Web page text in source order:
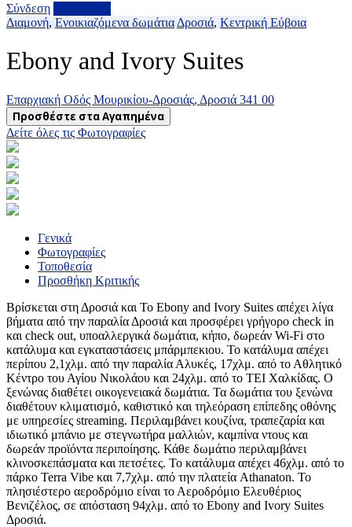
Σύνδεση
Διαμονή, Ενοικιαζόμενα δωμάτια Δροσιά, Κεντρική Εύβοια
Ebony and Ivory Suites
Επαρχιακή Οδός Μουρικίου-Δροσιάς, Δροσιά 341 00
Προσθέστε στα Αγαπημένα
Δείτε όλες τις Φωτογραφίες
Γενικά
Φωτογραφίες
Τοποθεσία
Προσθήκη Κριτικής
Βρίσκεται στη Δροσιά και Το Ebony and Ivory Suites απέχει λίγα
βήματα από την παραλία Δροσιά και προσφέρει γρήγορο check in
και check out, υποαλλεργικά δωμάτια, κήπο, δωρεάν Wi-Fi στο
κατάλυμα και εγκαταστάσεις μπάρμπεκιου. Το κατάλυμα απέχει
περίπου 2,1χλμ. από την παραλία Αλυκές, 17χλμ. από το Αθλητικό
Κέντρο του Αγίου Νικολάου και 24χλμ. από το ΤΕΙ Χαλκίδας. Ο
ξενώνας διαθέτει οικογενειακά δωμάτια. Τα δωμάτια του ξενώνα
διαθέτουν κλιματισμό, καθιστικό και τηλεόραση επίπεδης οθόνης
με υπηρεσίες streaming. Περιλαμβάνει κουζίνα, τραπεζαρία και
ιδιωτικό μπάνιο με στεγνωτήρα μαλλιών, καμπίνα ντους και
δωρεάν προϊόντα περιποίησης. Κάθε δωμάτιο περιλαμβάνει
κλινοσκεπάσματα και πετσέτες. Το κατάλυμα απέχει 46χλμ. από το
πάρκο Terra Vibe και 7,7χλμ. από την πλατεία Athanaton. Το
πλησιέστερο αεροδρόμιο είναι το Αεροδρόμιο Ελευθέριος
Βενιζέλος, σε απόσταση 94χλμ. από το Ebony and Ivory Suites
Δροσιά.